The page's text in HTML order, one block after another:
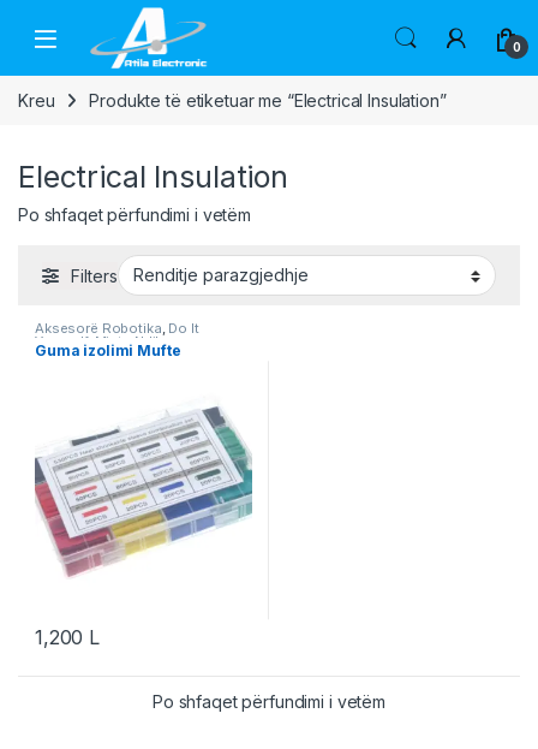
Skip to navigation
Open 0
Kreu Produkte të etiketuar me “Electrical Insulation”
Electrical Insulation
Po shfaqet përfundimi i vetëm
Filters
Aksesorë Robotika, Do It
Yourself, Mjete Ndihmese
Robotika,Vegla Pune,
Guma izolimi Mufte
1,200 L
Po shfaqet përfundimi i vetëm